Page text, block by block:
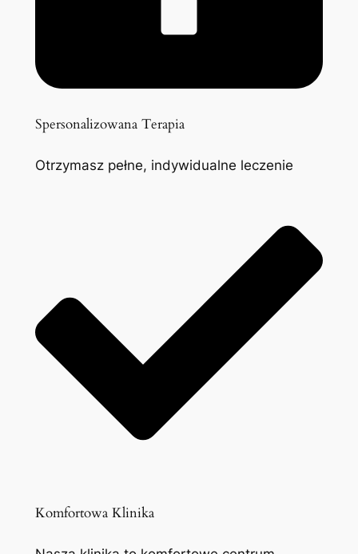
Spersonalizowana Terapia
Otrzymasz pełne, indywidualne leczenie
Komfortowa Klinika